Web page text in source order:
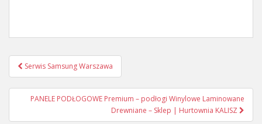
Post
navigation
Serwis Samsung Warszawa
PANELE PODŁOGOWE Premium – podłogi Winylowe Laminowane
Drewniane – Sklep | Hurtownia KALISZ